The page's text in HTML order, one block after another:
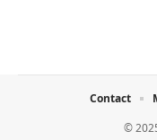
©
Contact